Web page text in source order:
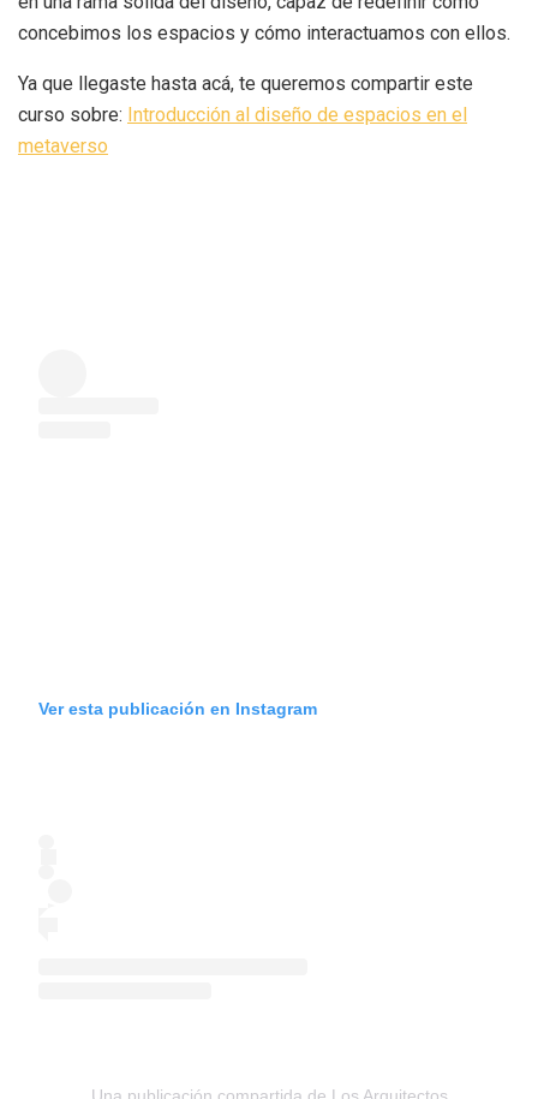
concebimos los espacios y cómo interactuamos con ellos.
Ya que llegaste hasta acá, te queremos compartir este
curso sobre: Introducción al diseño de espacios en el
metaverso
Ver esta publicación en Instagram